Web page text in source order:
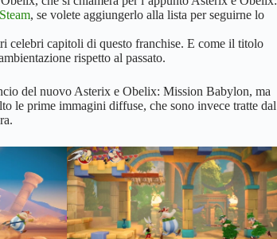
, se volete aggiungerlo alla lista per seguirne lo
celebri capitoli di questo franchise. E come il titolo
rispetto al passato.
del nuovo Asterix e Obelix: Mission Babylon, ma
le prime immagini diffuse, che sono invece tratte dal